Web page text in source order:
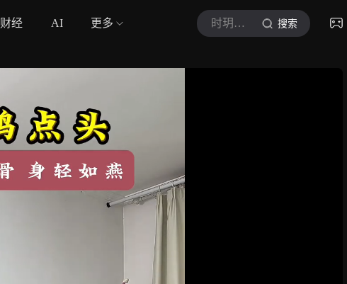
财经 AI 更多 时玥古法运动 搜索